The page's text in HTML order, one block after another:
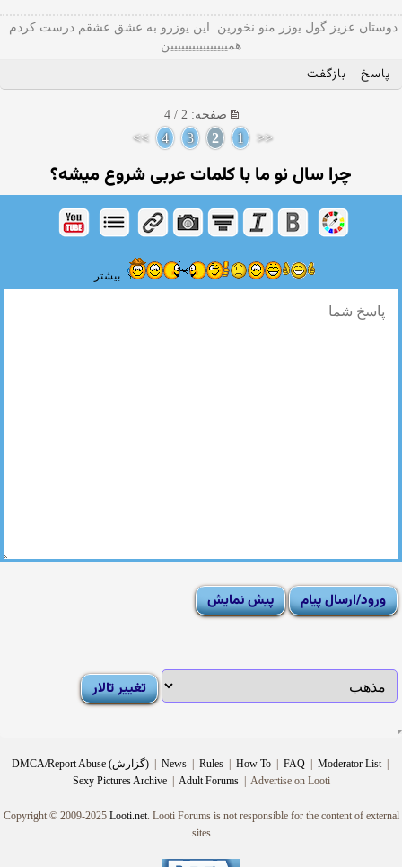
دوستان عزيز گول يوزر منو نخورين .اين يوزرو به عشق عشقم درست كردم.
هميييييييييييييييين
پاسخ بازگفت
صفحه: 2 / 4
<<
1
2
3
4
>>
چرا سال نو ما با كلمات عربی شروع میشه؟
بیشتر...
DMCA/Report Abuse (گزارش) | News | Rules | How To | FAQ | Moderator List |
Sexy Pictures Archive | Adult Forums |Advertise on Looti
Copyright © 2009-2025 Looti.net. Looti Forums is not responsible for the content of external
sites